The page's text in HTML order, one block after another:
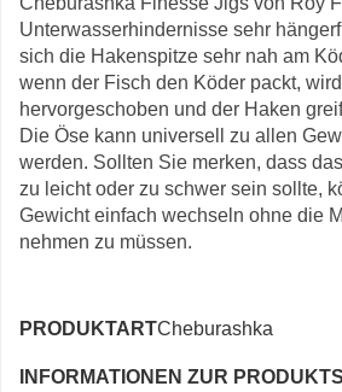
Unterwasserhindernisse sehr
sich die Hakenspitze sehr nah am
wenn der Fisch den Köder packt,
hervorgeschoben und der Haken
Die Öse kann universell zu allen
werden. Sollten Sie merken, dass
zu leicht oder zu schwer sein sollte,
Gewicht einfach wechseln ohne die
nehmen zu müssen.
PRODUKTARTCheburashka
INFORMATIONEN ZUR